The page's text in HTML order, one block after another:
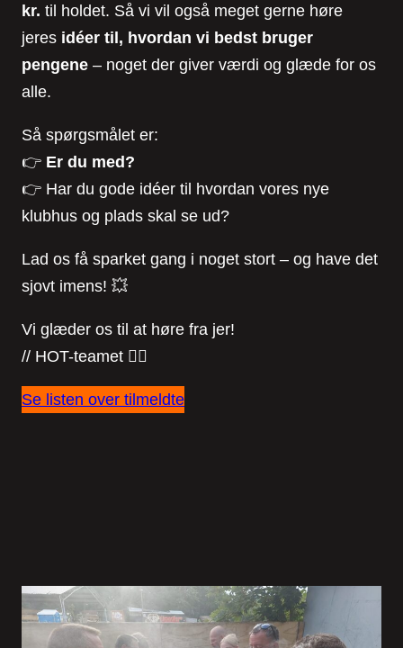
kr. til holdet. Så vi vil også meget gerne høre
jeres idéer til, hvordan vi bedst bruger
pengene – noget der giver værdi og glæde for os
alle.
Så spørgsmålet er:
👉 Er du med?
👉 Har du gode idéer til hvordan vores nye
klubhus og plads skal se ud?
Lad os få sparket gang i noget stort – og have det
sjovt imens! 💥
Vi glæder os til at høre fra jer!
// HOT-teamet ❤️‍🔥
Se listen over tilmeldte